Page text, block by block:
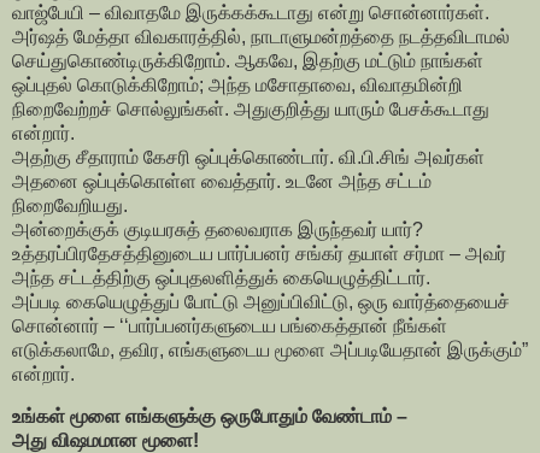
வாஜ்பேயி – விவாதமே இருக்கக்கூடாது என்று சொன்னார்கள்.
அர்ஷத் மேத்தா விவகாரத்தில், நாடாளுமன்றத்தை நடத்தவிடாமல்
செய்துகொண்டிருக்கிறோம். ஆகவே, இதற்கு மட்டும் நாங்கள்
ஒப்புதல் கொடுக்கிறோம்; அந்த மசோதாவை, விவாதமின்றி
நிறைவேற்றச் சொல்லுங்கள். அதுகுறித்து யாரும் பேசக்கூடாது
என்றார்.
அதற்கு சீதாராம் கேசரி ஒப்புக்கொண்டார். வி.பி.சிங் அவர்கள்
அதனை ஒப்புக்கொள்ள வைத்தார். உடனே அந்த சட்டம்
நிறைவேறியது.
அன்றைக்குக் குடியரசுத் தலைவராக இருந்தவர் யார்?
உத்தரப்பிரதேசத்தினுடைய பார்ப்பனர் சங்கர் தயாள் சர்மா – அவர்
அந்த சட்டத்திற்கு ஒப்புதலளித்துக் கையெழுத்திட்டார்.
அப்படி கையெழுத்துப் போட்டு அனுப்பிவிட்டு, ஒரு வார்த்தையைச்
சொன்னார் – ‘‘பார்ப்பனர்களுடைய பங்கைத்தான் நீங்கள்
எடுக்கலாமே, தவிர, எங்களுடைய மூளை அப்படியேதான் இருக்கும்”
என்றார்.
உங்கள் மூளை எங்களுக்கு ஒருபோதும் வேண்டாம் –
அது விஷமமான மூளை!